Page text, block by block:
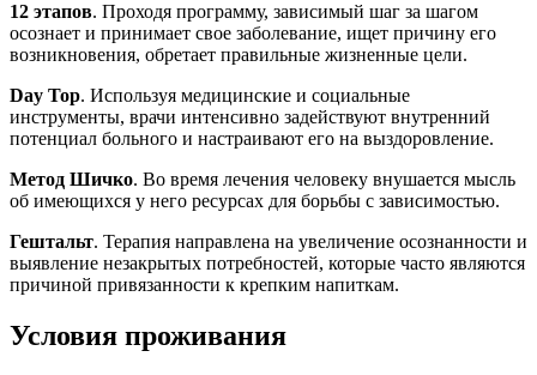
12 этапов. Проходя программу, зависимый шаг за шагом
осознает и принимает свое заболевание, ищет причину его
возникновения, обретает правильные жизненные цели.
Day Top. Используя медицинские и социальные
инструменты, врачи интенсивно задействуют внутренний
потенциал больного и настраивают его на выздоровление.
Метод Шичко. Во время лечения человеку внушается мысль
об имеющихся у него ресурсах для борьбы с зависимостью.
Гештальт. Терапия направлена на увеличение осознанности и
выявление незакрытых потребностей, которые часто являются
причиной привязанности к крепким напиткам.
Условия проживания